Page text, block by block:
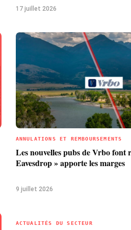
17 juillet 2026
ANNULATIONS ET REMBOURSEMENTS
Les nouvelles pubs de Vrbo font
Eavesdrop » apporte les marges
9 juillet 2026
ACTUALITÉS DU SECTEUR